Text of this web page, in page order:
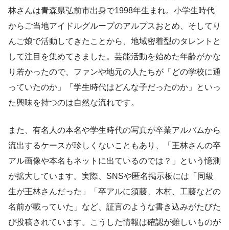
林さんは青森県弘前市出身で1998年生まれ。小学生時代
からご当地アイドルグループのアルプスおとめ、そしてり
んご娘で活動してきたことから、地域密着型のタレントと
して注目を集めてきました。芸能活動を始めた年齢がかな
り若かったので、ファンや地元の人たちが「どの学校に通
っていたのか」「学生時代はどんな子だったのか」といっ
た興味を持つのは自然な流れです。
また、有名人の本名や学生時代の写真が卒業アルバムから
流出するケースが珍しくないこともあり、「王林さんの卒
アル画像や本名もネットに出ているのでは？」という憶測
が拡大しています。実際、SNSや匿名掲示板には「同級
生が王林さんだった」「卒アルに須藤、木村、工藤などの
名前が載っていた」など、証言のような書き込みがたびた
び投稿されています。こうした情報は確認が難しいものが